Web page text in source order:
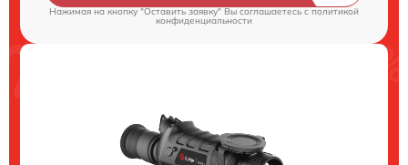
Нажимая на кнопку "Оставить заявку" Вы соглашаетесь cполитикой
конфиденциальности